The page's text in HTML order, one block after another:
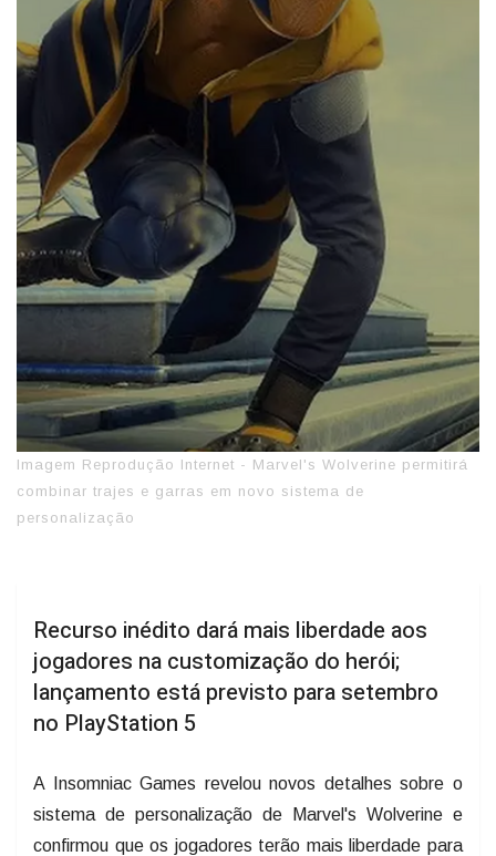
Imagem Reprodução Internet - Marvel's Wolverine permitirá
combinar trajes e garras em novo sistema de
personalização
Recurso inédito dará mais liberdade aos
jogadores na customização do herói;
lançamento está previsto para setembro
no PlayStation 5
A Insomniac Games revelou novos detalhes sobre o
sistema de personalização de Marvel's Wolverine e
confirmou que os jogadores terão mais liberdade para